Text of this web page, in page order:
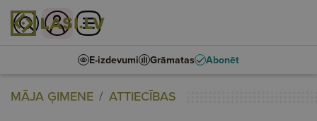
E-izdevumi Grāmatas Abonēt
MĀJA ĢIMENE ATTIECĪBAS